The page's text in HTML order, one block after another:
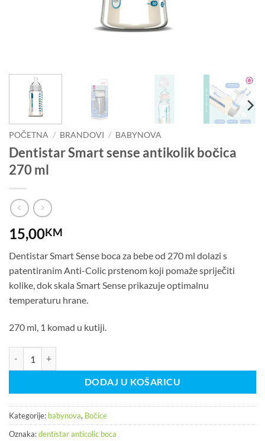
POČETNA / BRANDOVI / BABYNOVA
Dentistar Smart sense antikolik bočica
270 ml
15,00KM
Dentistar Smart Sense boca za bebe od 270 ml dolazi s
patentiranim Anti-Colic prstenom koji pomaže spriječiti
kolike, dok skala Smart Sense prikazuje optimalnu
temperaturu hrane.
270 ml, 1 komad u kutiji.
DODAJ U KOŠARICU
Kategorije: babynova, Bočice
Oznaka:dentistar anticolic boca